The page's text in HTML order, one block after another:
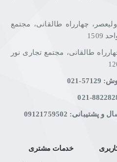
چهارراه طالقانی، مجتمع
طالقانی، مجتمع تجاری نور
021
09121759502
خدمات مشتری